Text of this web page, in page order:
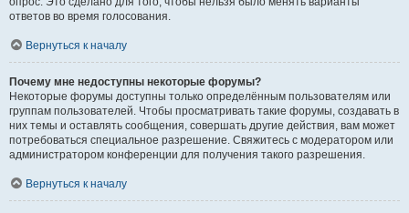
ответов во время голосования.
Вернуться к началу
Почему мне недоступны некоторые форумы?
Некоторые форумы доступны только определённым пользователям или
группам пользователей. Чтобы просматривать такие форумы, создавать в
них темы и оставлять сообщения, совершать другие действия, вам может
потребоваться специальное разрешение. Свяжитесь с модератором или
администратором конференции для получения такого разрешения.
Вернуться к началу